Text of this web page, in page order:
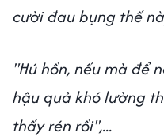
cười đau bụng thế
"Hú hồn, nếu mà để
hậu quả khó lường
thấy rén rồi",...